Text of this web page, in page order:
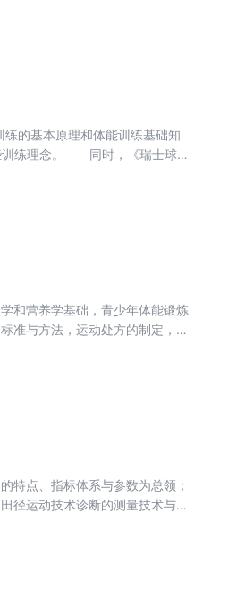
的基本原理和体能训练基础知
训练理念。 同时，《瑞士球组
和营养学基础，青少年体能锻炼
准与方法，运动处方的制定，学
特点、指标体系与参数为总领；
径运动技术诊断的测量技术与分